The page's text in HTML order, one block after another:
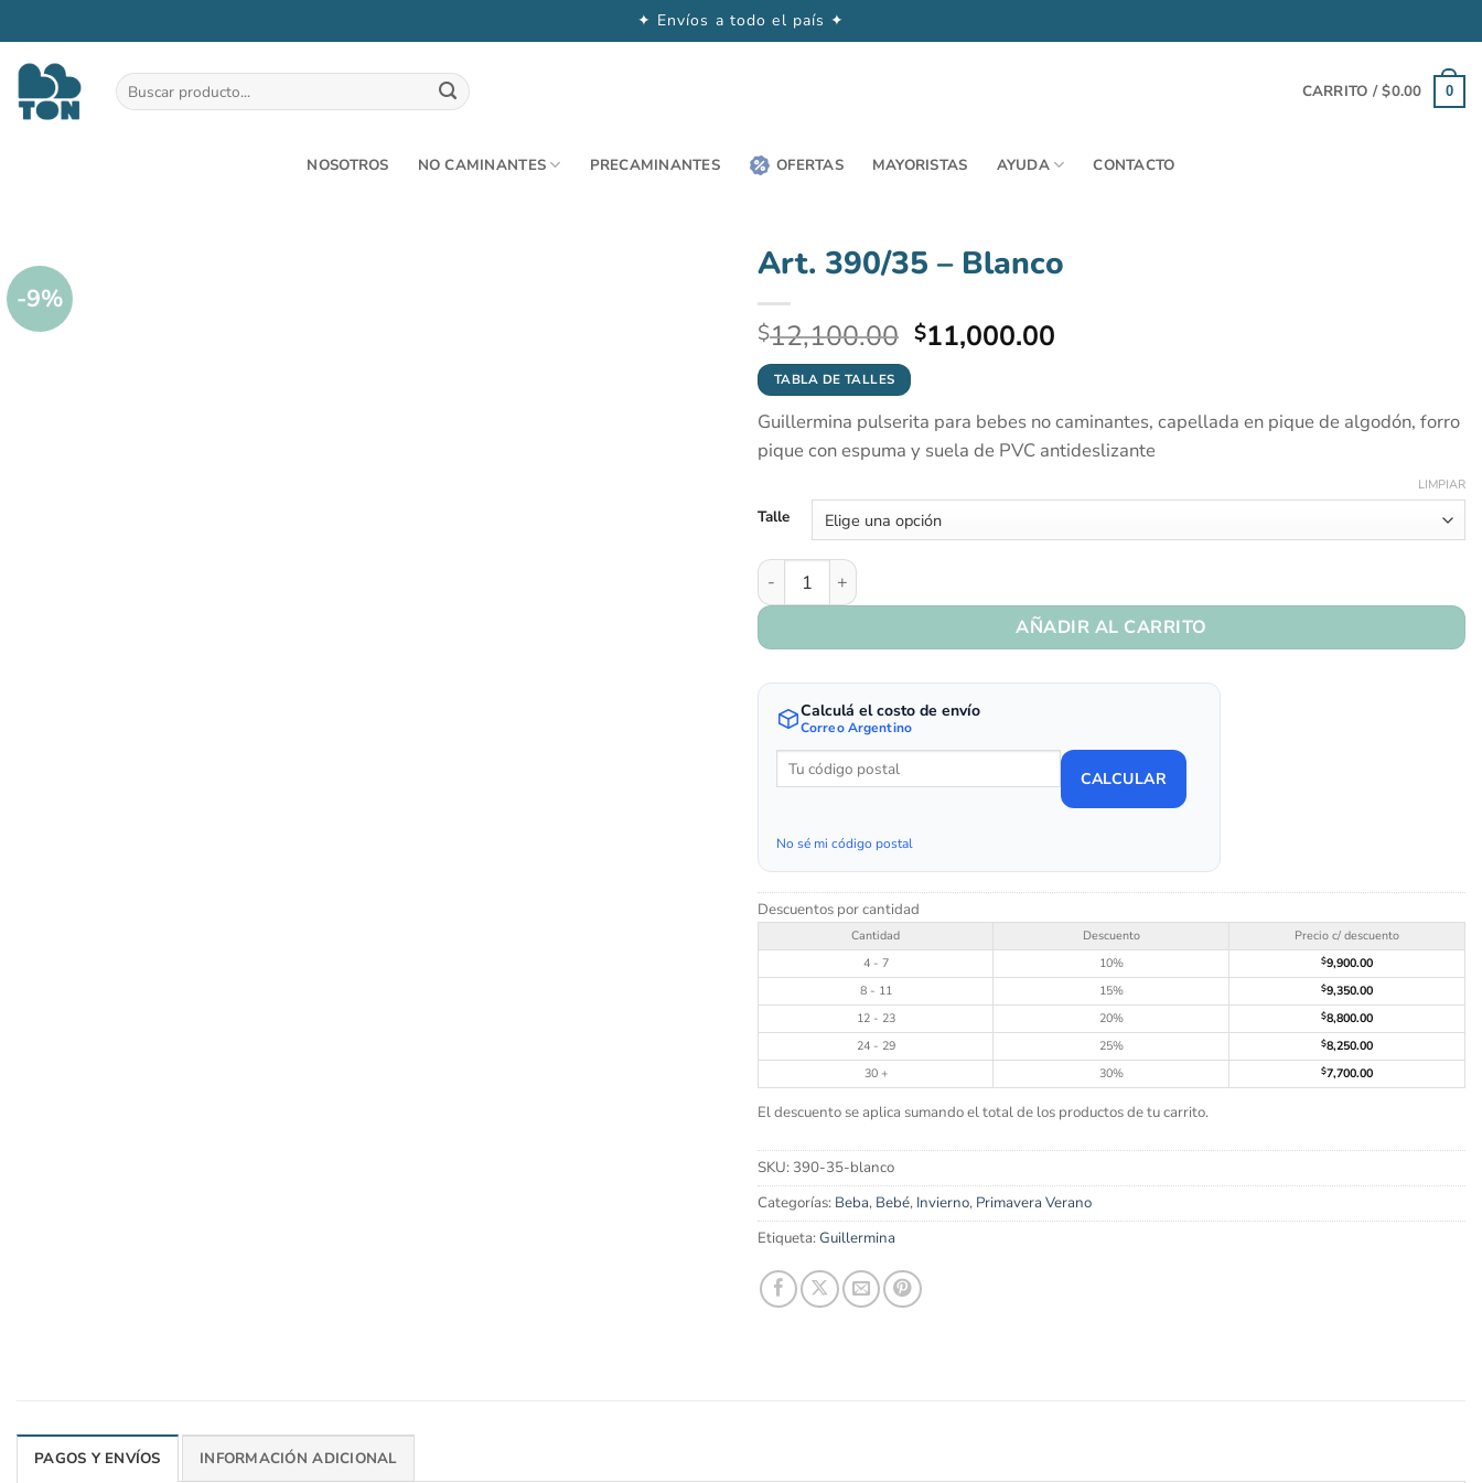
✦ Envíos a todo el país ✦
contenido
Buscar
por:
CARRITO /$0.00 0
NOSOTROS NO CAMINANTES PRECAMINANTES OFERTAS MAYORISTAS AYUDA CONTACTO
-9%
Art. 390/35 – Blanco
$12,100.00 El
era:
$12,100.00.
$11,000.00
es:
$11,000.00.
TABLA DE TALLES
Guillermina pulserita para bebes no caminantes, capellada en pique de algodón, forro
pique con espuma y suela de PVC antideslizante
Talle
LIMPIAR
Art. 390/35 - Blanco cantidad
AÑADIR AL CARRITO
Calculá el costo de envío
Correo Argentino
CALCULAR
No sé mi código postal
Descuentos por cantidad
Cantidad Descuento
Precio c/ descuento
4 - 7
10% $9,900.00
8 - 11
15% $9,350.00
12 - 23
20% $8,800.00
24 - 29
25% $8,250.00
30 +
30% $7,700.00
El descuento se aplica sumando el total de los productos de tu carrito.
SKU: 390-35-blanco
Categorías: Beba, Bebé, Invierno, Primavera Verano
Etiqueta:Guillermina
PAGOS Y ENVÍOS INFORMACIÓN ADICIONAL